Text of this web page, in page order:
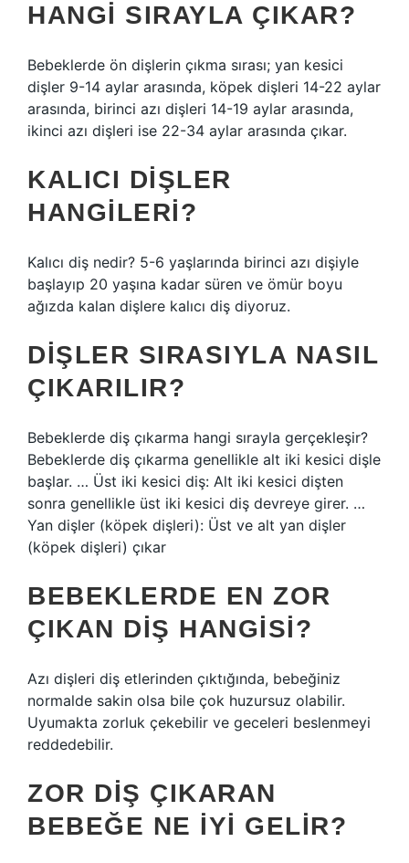
HANGI SIRAYLA ÇIKAR?
Bebeklerde ön dişlerin çıkma sırası; yan kesici
dişler 9-14 aylar arasında, köpek dişleri 14-22 aylar
arasında, birinci azı dişleri 14-19 aylar arasında,
ikinci azı dişleri ise 22-34 aylar arasında çıkar.
KALICI DIŞLER
HANGILERI?
Kalıcı diş nedir? 5-6 yaşlarında birinci azı dişiyle
başlayıp 20 yaşına kadar süren ve ömür boyu
ağızda kalan dişlere kalıcı diş diyoruz.
DIŞLER SIRASIYLA NASIL
ÇIKARILIR?
Bebeklerde diş çıkarma hangi sırayla gerçekleşir?
Bebeklerde diş çıkarma genellikle alt iki kesici dişle
başlar. … Üst iki kesici diş: Alt iki kesici dişten
sonra genellikle üst iki kesici diş devreye girer. …
Yan dişler (köpek dişleri): Üst ve alt yan dişler
(köpek dişleri) çıkar
BEBEKLERDE EN ZOR
ÇIKAN DIŞ HANGISI?
Azı dişleri diş etlerinden çıktığında, bebeğiniz
normalde sakin olsa bile çok huzursuz olabilir.
Uyumakta zorluk çekebilir ve geceleri beslenmeyi
reddedebilir.
ZOR DIŞ ÇIKARAN
BEBEĞE NE IYI GELIR?